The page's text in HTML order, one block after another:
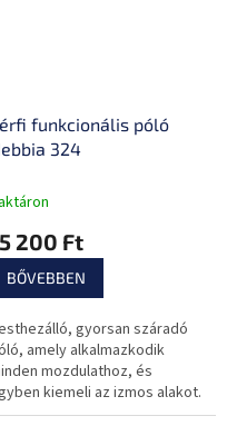
funkcionális póló
324
200 Ft
BŐVEBBEN
gyorsan száradó
amely alkalmazkodik
mozdulathoz, és
kiemeli az izmos alakot.